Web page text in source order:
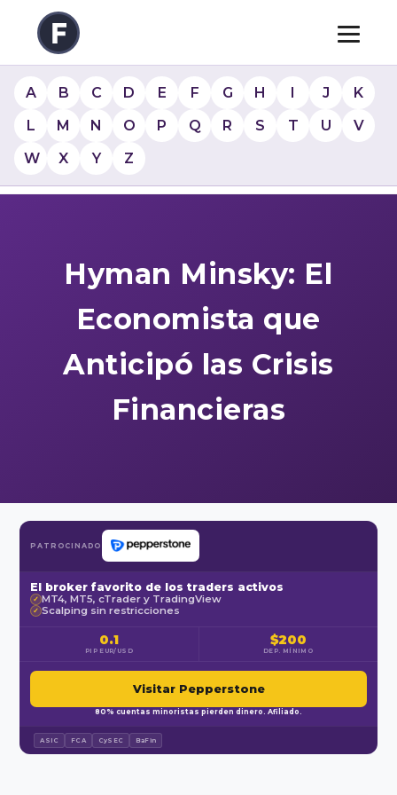
A B C D E F G H I J
K
L
M N O P Q R S T U
V
W
X Y Z
Hyman Minsky: El
Economista que
Anticipó las Crisis
Financieras
PATROCINADO
El broker favorito de los traders activos
✓ MT4, MT5, cTrader y TradingView
✓ Scalping sin restricciones
0.1
PIP EUR/USD
$200
DEP. MÍNIMO
Visitar Pepperstone
80% cuentas minoristas pierden dinero. Afiliado.
ASIC FCA CySEC BaFin